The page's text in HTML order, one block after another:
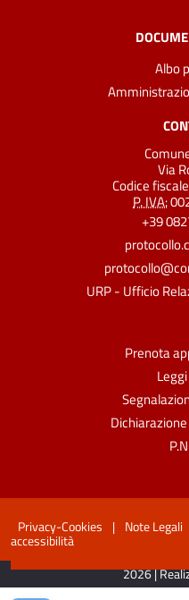
Albo
Via
Codice
P. IVA:
+39
URP - Ufficio
Prenota
Privacy-Cookies | Note Legali
accessibilità
2026 |